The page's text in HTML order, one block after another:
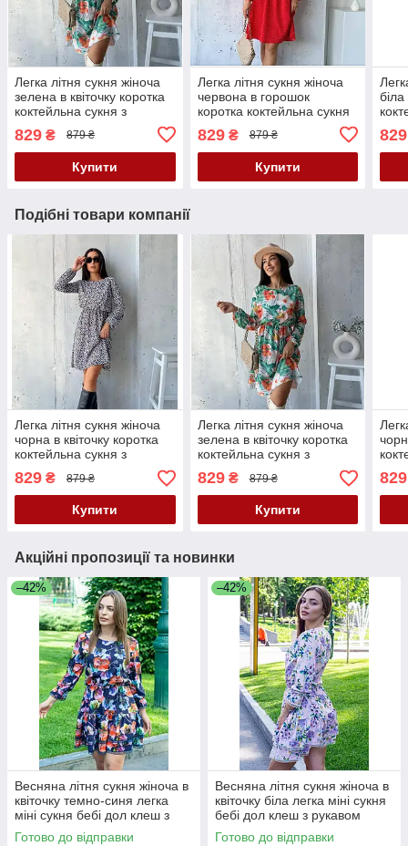
Легка літня сукня жіноча
зелена в квіточку коротка
коктейльна сукня з
рукавом вільна сукня на
літо 42-46 48-52 розмір
829 ₴ 879 ₴
Купити
Легка літня сукня жіноча
червона в горошок
коротка коктейльна сукня
з рукавом вільна сукня на
літо 42-46 48-52 розмір
829₴ 879 ₴
Купити
біла
829
Подібні товари компанії
Легка літня сукня жіноча
чорна в квіточку коротка
коктейльна сукня з
рукавом вільна сукня на
літо 42-46 48-52 розмір
829 ₴ 879 ₴
Купити
Легка літня сукня жіноча
зелена в квіточку коротка
коктейльна сукня з
рукавом вільна сукня на
літо 42-46 48-52 розмір
829₴ 879 ₴
Купити
829
Акційні пропозиції та новинки
–42%
Весняна літня сукня жіноча в
квіточку темно-синя легка
міні сукня бебі дол клеш з
рукавом сукня 42-46
Готово до відправки
–42%
Весняна літня сукня жіноча в
квіточку біла легка міні сукня
бебі дол клеш з рукавом
сукня літо 42-46
Готово до відправки